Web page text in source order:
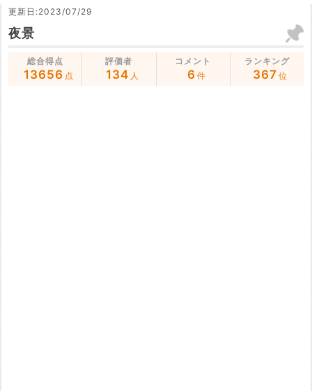
更新日:2023/07/29
夜景
総合得点
13656 点
評価者
134 人
コメント
6 件
ランキング
367 位